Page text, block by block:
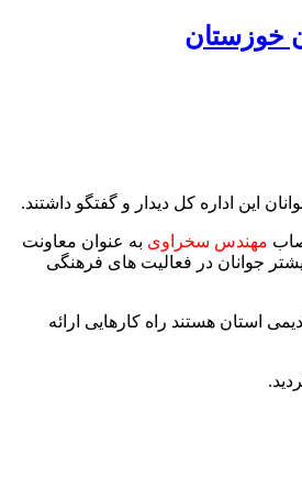
خوزستان
اداره کل دیدار و گفتگو داشتند.
مهندس سخراوی به عنوان معاونت
جوانان در فعالیت های فرهنگی
هستند راه کارهایی ارائه